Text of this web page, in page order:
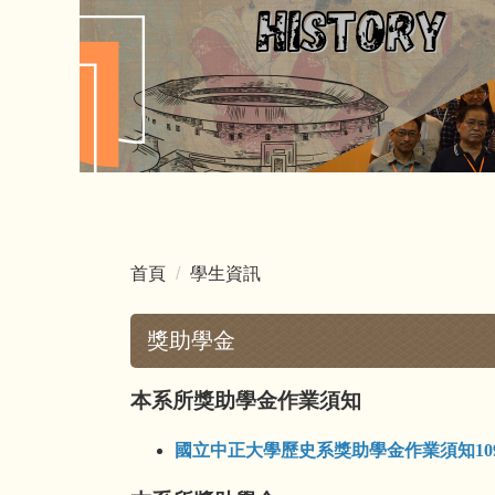
首頁 學生資訊
獎助學金
本系所獎助學金作業須知
國立中正大學歷史系獎助學金作業須知